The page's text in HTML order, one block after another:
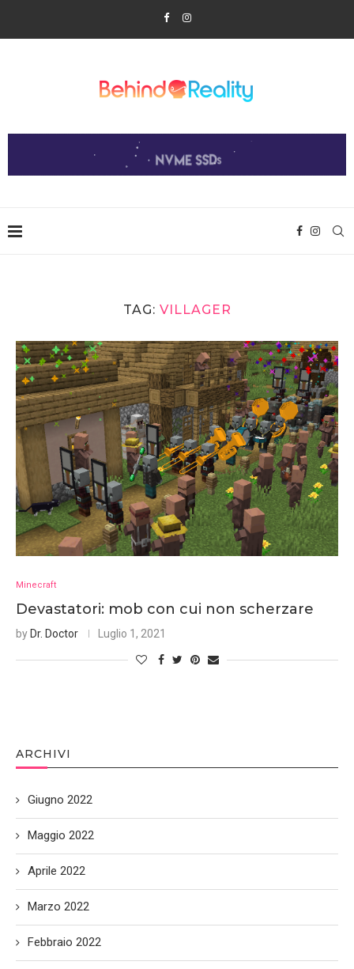
TAG: VILLAGER
Minecraft
Devastatori: mob con cui non scherzare
by Dr. Doctor Luglio 1, 2021
ARCHIVI
Giugno 2022
Maggio 2022
Aprile 2022
Marzo 2022
Febbraio 2022